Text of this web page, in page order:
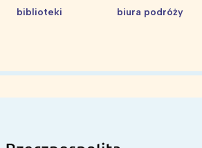
biblioteki biura podróży